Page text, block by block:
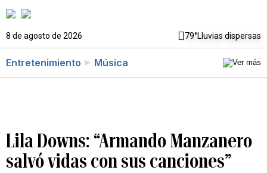
8 de agosto de 2026 79°Lluvias dispersas
Entretenimiento Música
Lila Downs: “Armando Manzanero
salvó vidas con sus canciones”